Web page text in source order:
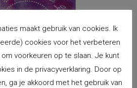
maakt gebruik van cookies. Ik
cookies voor het verbeteren
voorkeuren op te slaan. Je kunt
in de privacyverklaring. Door op
ga je akkoord met het gebruik van